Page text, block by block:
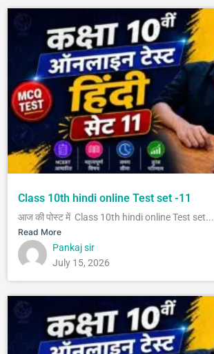
Class 10th hindi online Test set -11
आज की पोस्ट में Class 10th hindi online Test set...
Read More
Pankaj sir
July 15, 2026